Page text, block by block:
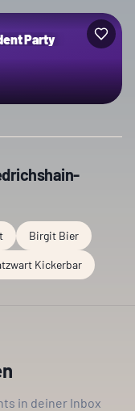
Party
Birgit Bier
Kickerbar
in deiner Inbox